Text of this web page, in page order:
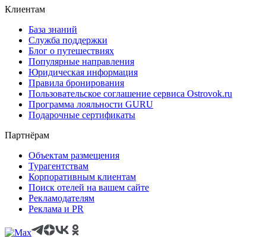
Клиентам
База знаний
Служба поддержки
Блог о путешествиях
Популярные направления
Юридическая информация
Правила бронирования
Пользовательское соглашение сервиса Ostrovok.ru
Программа лояльности GURU
Подарочные сертификаты
Партнёрам
Объектам размещения
Турагентствам
Корпоративным клиентам
Поиск отелей на вашем сайте
Рекламодателям
Реклама и PR